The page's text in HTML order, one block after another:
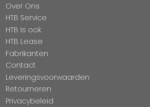
Over Ons
HTB Service
HTB Is ook
HTB Lease
Fabrikanten
Contact
Leveringsvoorwaarden
Retourneren
Privacybeleid